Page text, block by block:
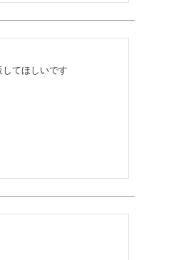
てほしいです